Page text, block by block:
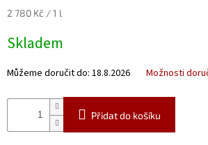
(CZK)
Přihlášení
Měrná
2 780 Kč / 1 l
Skladem
Můžeme doručit do: 18.8.2026 Možnosti
Přidat do košíku